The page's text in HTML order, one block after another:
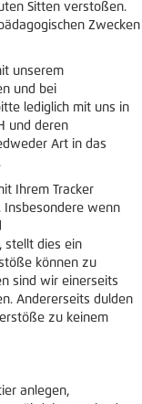
Sitten verstoßen.
Zwecken
unserem
und bei
lediglich mit uns in
und deren
Art in das
Ihrem Tracker
Insbesondere wenn
stellt dies ein
können zu
sind wir einerseits
Andererseits dulden
zu keinem
anlegen,